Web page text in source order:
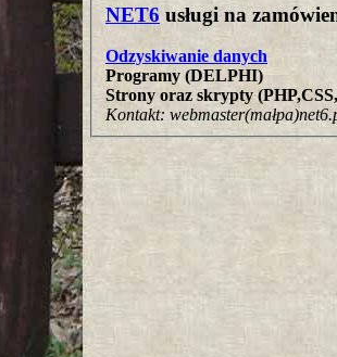
NET6 usługi na
Odzyskiwanie danych
Programy (DELPHI)
Strony oraz skrypty
Kontakt: